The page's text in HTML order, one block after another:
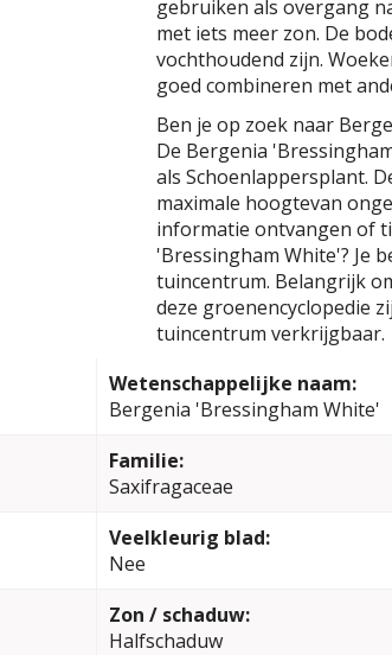
gebruiken als overgang
met iets meer zon. De
vochthoudend zijn.
goed combineren met
Ben je op zoek naar
De Bergenia
als Schoenlappersplant.
maximale hoogtevan
informatie ontvangen of
'Bressingham White'? Je
tuincentrum. Belangrijk
deze groenencyclopedie
tuincentrum verkrijgbaar.
Wetenschappelijke naam:
Bergenia 'Bressingham White'
Familie:
Saxifragaceae
Veelkleurig blad:
Nee
Zon / schaduw:
Halfschaduw